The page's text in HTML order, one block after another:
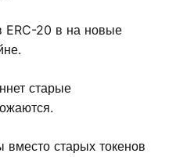
ERC-20 в на новые
старые
вместо старых токенов